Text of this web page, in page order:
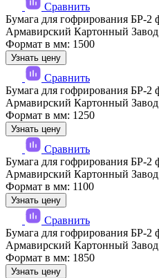
Сравнить
Бумага для гофрирования БР-2
Армавирский Картонный Завод
Формат в мм: 1500
Узнать цену
Сравнить
Бумага для гофрирования БР-2
Армавирский Картонный Завод
Формат в мм: 1250
Узнать цену
Сравнить
Бумага для гофрирования БР-2
Армавирский Картонный Завод
Формат в мм: 1100
Узнать цену
Сравнить
Бумага для гофрирования БР-2
Армавирский Картонный Завод
Формат в мм: 1850
Узнать цену